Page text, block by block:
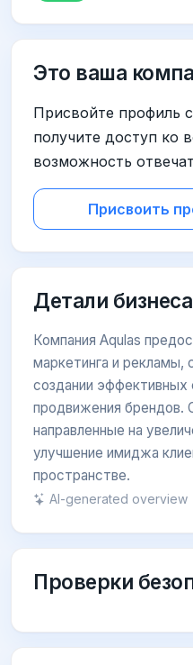
Это ваша
Присвойте профиль
получите доступ ко
возможность
Присвоить
Детали бизнеса
Компания Aqulas
маркетинга и рекламы,
создании эффективных
продвижения брендов.
направленные на
улучшение имиджа
пространстве.
AI-generated overview
Проверки